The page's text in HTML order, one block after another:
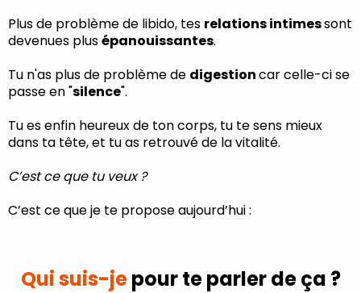
Plus de problème de libido, tes relations intimessont
devenues plusépanouissantes.
Tu n'as plus de problème de digestioncar celle-ci se
passe en "silence".
Tu es enfin heureux de ton corps, tu te sens mieux
dans ta tête, et tu as retrouvé de la vitalité.
C’est ce que tu veux ?
C’est ce que je te propose aujourd’hui :
Qui suis-jepour te parler de ça ?